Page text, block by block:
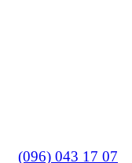
(096) 043 17 07